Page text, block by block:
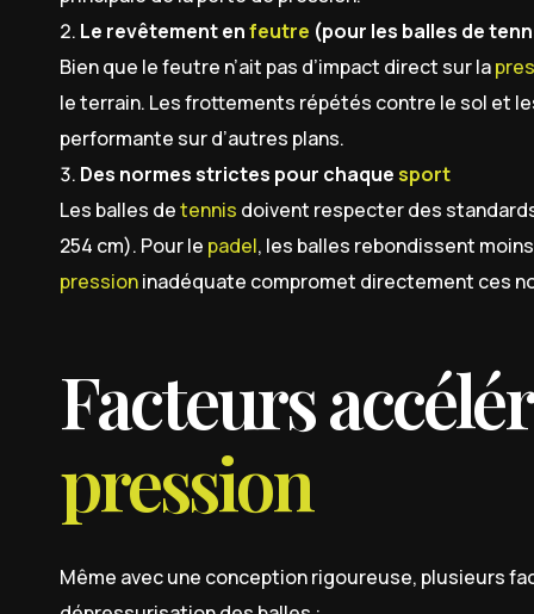
Le revêtement enfeutre (pour les balles de
Bien que le feutre n’ait pas d’impact direct sur la
le terrain. Les frottements répétés contre le sol et
performante sur d’autres plans.
Des normes strictes pour chaquesport
Les balles detennis doivent respecter des
254 cm). Pour le padel, les balles rebondissent
pressioninadéquate compromet directement ces
Facteurs
pression
Même avec une conception rigoureuse, plusieurs